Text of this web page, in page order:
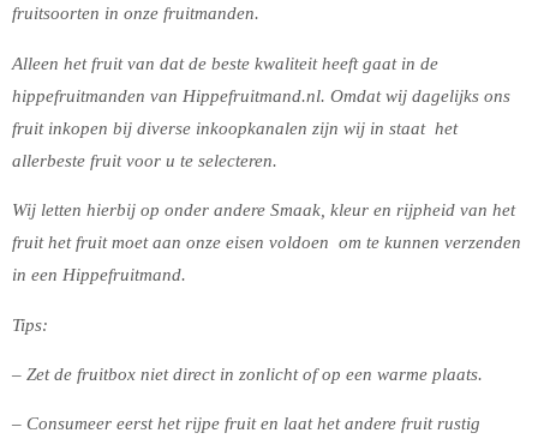
fruitsoorten in onze fruitmanden.
Alleen het fruit van dat de beste kwaliteit heeft gaat in de
hippefruitmanden van Hippefruitmand.nl. Omdat wij dagelijks ons
fruit inkopen bij diverse inkoopkanalen zijn wij in staat het
allerbeste fruit voor u te selecteren.
Wij letten hierbij op onder andere Smaak, kleur en rijpheid van het
fruit het fruit moet aan onze eisen voldoen om te kunnen verzenden
in een Hippefruitmand.
Tips:
– Zet de fruitbox niet direct in zonlicht of op een warme plaats.
– Consumeer eerst het rijpe fruit en laat het andere fruit rustig